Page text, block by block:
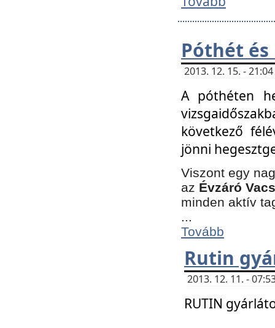
Póthét és
2013. 12. 15. -
A póthéten
következő
jönni
Viszont egy
az Évzáró
minden aktív
...
Tovább
Rutin
2013. 12. 11. -
RUTIN